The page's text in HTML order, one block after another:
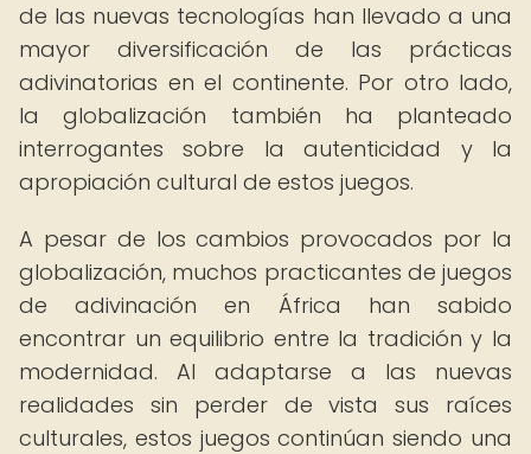
de las nuevas tecnologías han llevado a una
mayor diversificación de las prácticas
adivinatorias en el continente. Por otro lado,
la globalización también ha planteado
interrogantes sobre la autenticidad y la
apropiación cultural de estos juegos.
A pesar de los cambios provocados por la
globalización, muchos practicantes de juegos
de adivinación en África han sabido
encontrar un equilibrio entre la tradición y la
modernidad. Al adaptarse a las nuevas
realidades sin perder de vista sus raíces
culturales, estos juegos continúan siendo una